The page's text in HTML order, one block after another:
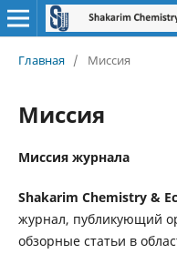
Главная / Миссия
Миссия
Миссия журнала
Shakarim Chemistry &
журнал, публикующий
обзорные статьи в